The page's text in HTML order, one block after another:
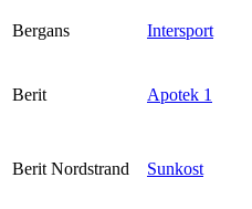
Bergans Intersport
Berit Apotek 1
Berit Nordstrand Sunkost